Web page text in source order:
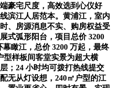
豪宅尺度，高效选到心仪好
滨江人居范本。黄浦江，室内
、房源消息不实、购房权益受
式弧形阳台，项目总价 3200
瞰江，总价 3200 万起，最终
型样板间客堂实景为超大横
；24 小时均可拨打热线提交
无从灯设想，240㎡户型的江